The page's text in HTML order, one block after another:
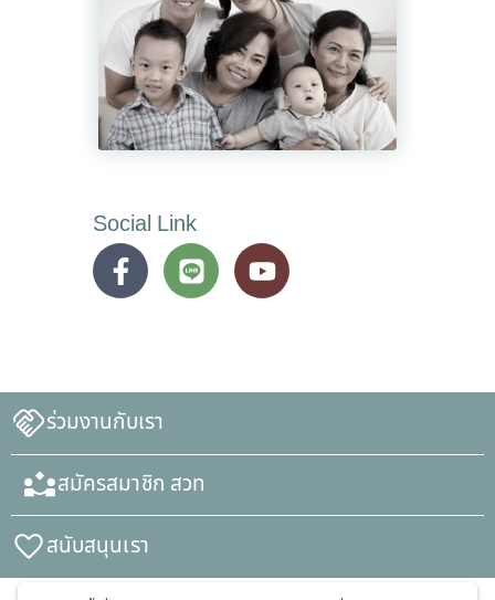
Social Link
ร่วมงานกับเรา
สมัครสมาชิก สวท
สนับสนุนเรา